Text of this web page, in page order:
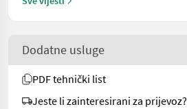
Dodatne usluge
PDF tehnički list
Jeste li zainteresirani za prijevoz?